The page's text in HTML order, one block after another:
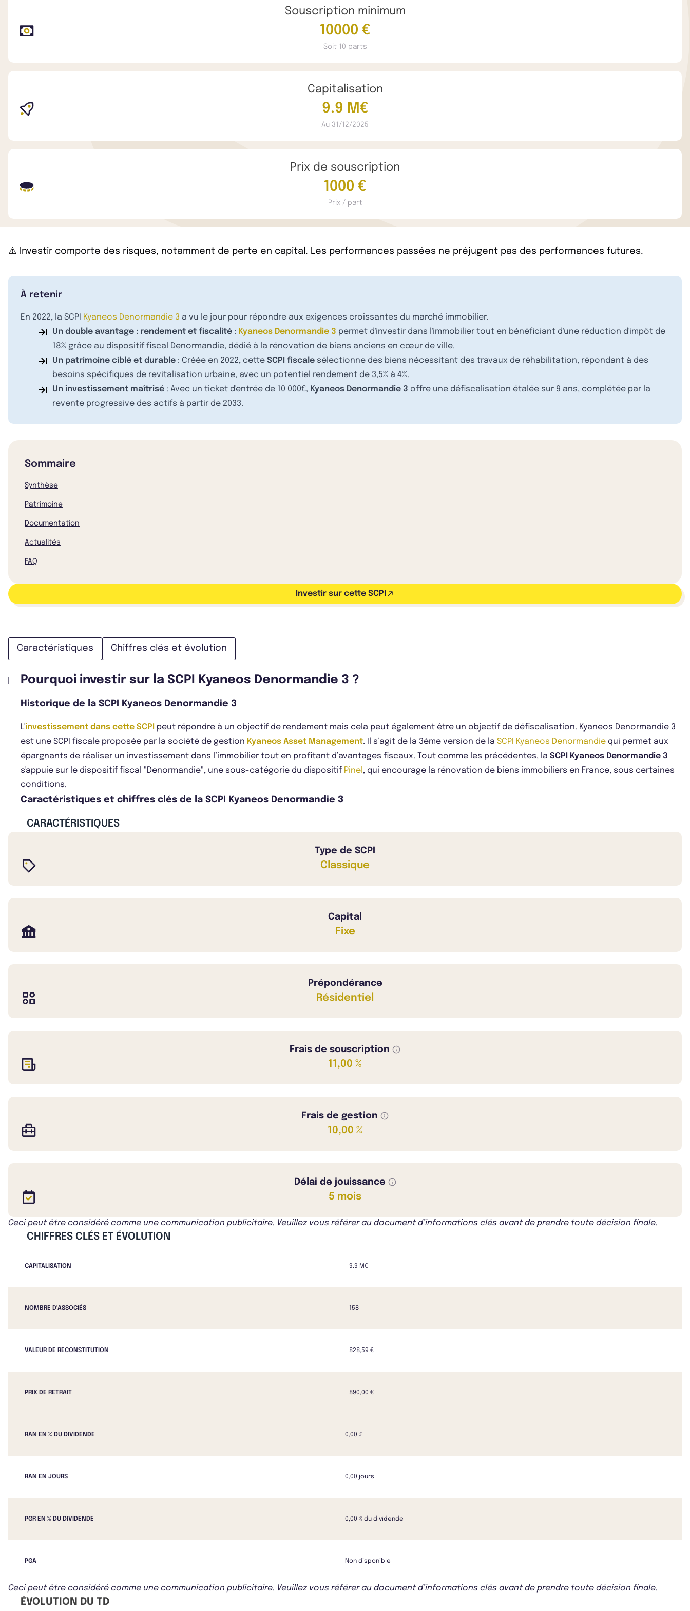
Souscription minimum
10000 €
Soit 10 parts
Capitalisation
9.9 M€
Au 31/12/2025
Prix de souscription
1000 €
Prix / part
⚠️ Investir comporte des risques, notamment de perte en capital. Les performances passées ne préjugent pas des performances futures.
À retenir
En 2022, la SCPI Kyaneos Denormandie 3 a vu le jour pour répondre aux exigences croissantes du marché immobilier.
Un double avantage : rendement et fiscalité : Kyaneos Denormandie 3 permet d'investir dans l'immobilier tout en bénéficiant d'une réduction d'impôt de
18% grâce au dispositif fiscal Denormandie, dédié à la rénovation de biens anciens en cœur de ville.
Un patrimoine ciblé et durable : Créée en 2022, cette SCPI fiscale sélectionne des biens nécessitant des travaux de réhabilitation, répondant à des
besoins spécifiques de revitalisation urbaine, avec un potentiel rendement de 3,5% à 4%.
Un investissement maîtrisé : Avec un ticket d'entrée de 10 000€, Kyaneos Denormandie 3 offre une défiscalisation étalée sur 9 ans, complétée par la
revente progressive des actifs à partir de 2033.
Sommaire
Synthèse
Patrimoine
Documentation
Actualités
FAQ
Investir sur cette SCPI
Caractéristiques Chiffres clés et évolution
Pourquoi investir sur la SCPI Kyaneos Denormandie 3 ?
Historique de la SCPI Kyaneos Denormandie 3
L'investissement dans cette SCPI peut répondre à un objectif de rendement mais cela peut également être un objectif de défiscalisation. Kyaneos Denormandie 3
est une SCPI fiscale proposée par la société de gestion Kyaneos Asset Management. Il s’agit de la 3ème version de la SCPI Kyaneos Denormandie qui permet aux
épargnants de réaliser un investissement dans l’immobilier tout en profitant d’avantages fiscaux. Tout comme les précédentes, la SCPI Kyaneos Denormandie 3
s'appuie sur le dispositif fiscal "Denormandie", une sous-catégorie du dispositif Pinel , qui encourage la rénovation de biens immobiliers en France, sous certaines
conditions.
Caractéristiques et chiffres clés de la SCPI Kyaneos Denormandie 3
CARACTÉRISTIQUES
Type de SCPI
Classique
Capital
Fixe
Prépondérance
Résidentiel
Frais de souscription
11,00 %
Frais de gestion
10,00 %
Délai de jouissance
5 mois
Ceci peut être considéré comme une communication publicitaire. Veuillez vous référer au document d’informations clés avant de prendre toute décision finale.
CHIFFRES CLÉS ET ÉVOLUTION
CAPITALISATION 9.9 M€
NOMBRE D'ASSOCIÉS 158
VALEUR DE RECONSTITUTION 828,59 €
PRIX DE RETRAIT 890,00 €
RAN EN % DU DIVIDENDE 0,00 %
RAN EN JOURS 0,00 jours
PGR EN % DU DIVIDENDE 0,00 % du dividende
PGA Non disponible
Ceci peut être considéré comme une communication publicitaire. Veuillez vous référer au document d’informations clés avant de prendre toute décision finale.
ÉVOLUTION DU TD